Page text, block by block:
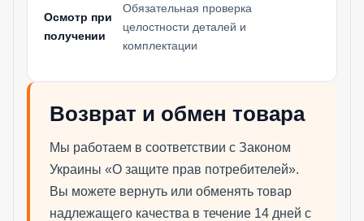
Осмотр при
получении
Обязательная проверка
целостности деталей и
комплектации
Возврат и обмен товара
Мы работаем в соответствии с Законом
Украины «О защите прав потребителей».
Вы можете вернуть или обменять товар
надлежащего качества в течение 14 дней с